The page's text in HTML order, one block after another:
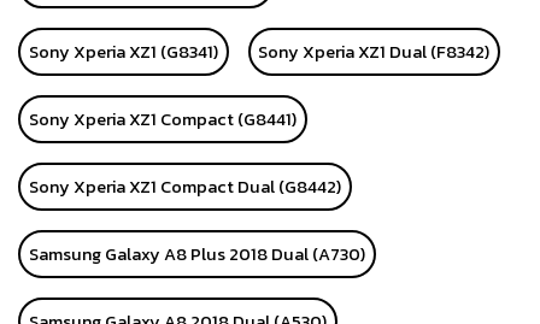
Sony Xperia XZ1 (G8341) Sony Xperia XZ1 Dual (F8342)
Sony Xperia XZ1 Compact (G8441)
Sony Xperia XZ1 Compact Dual (G8442)
Samsung Galaxy A8 Plus 2018 Dual (A730)